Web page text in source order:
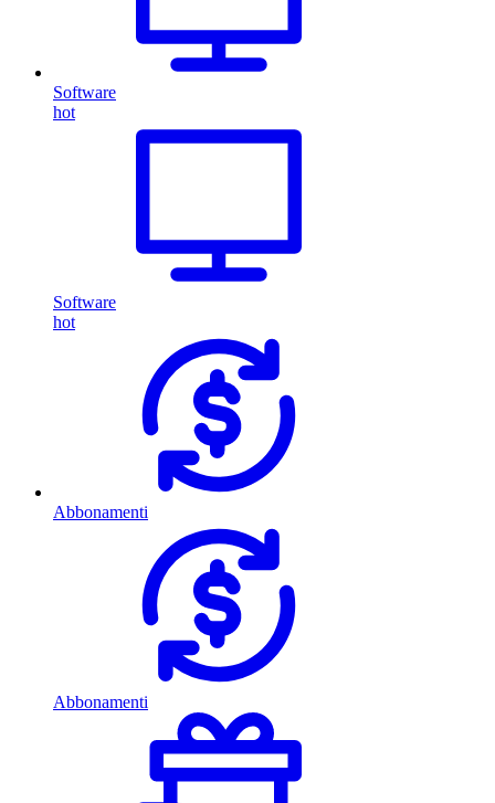
Software
hot
Software
hot
Abbonamenti
Abbonamenti